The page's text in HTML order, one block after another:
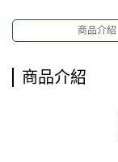
商品介紹
商品介紹